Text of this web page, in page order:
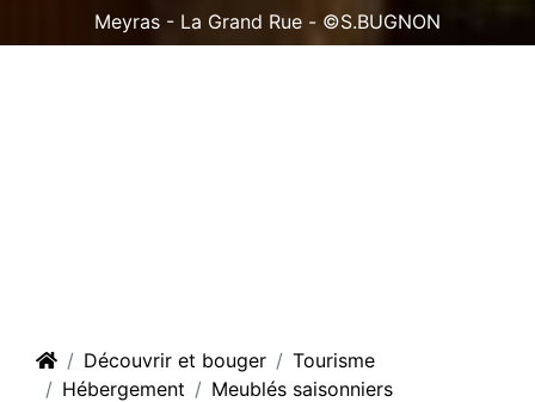
Découvrir et bouger
Tourisme
Hébergement
Meublés saisonniers